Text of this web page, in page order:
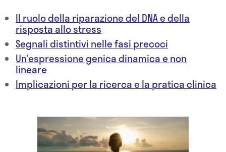
Il ruolo della riparazione del DNA e della
risposta allo stress
Segnali distintivi nelle fasi precoci
Un’espressione genica dinamica e non
lineare
Implicazioni per la ricerca e la pratica clinica